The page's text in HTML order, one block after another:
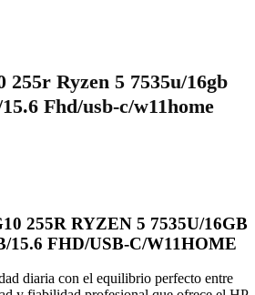
Ryzen 5 7535u/16gb
Fhd/usb-c/w11home
255R RYZEN 5 7535U/16GB
15.6 FHD/USB-C/W11HOME
diaria con el equilibrio perfecto entre